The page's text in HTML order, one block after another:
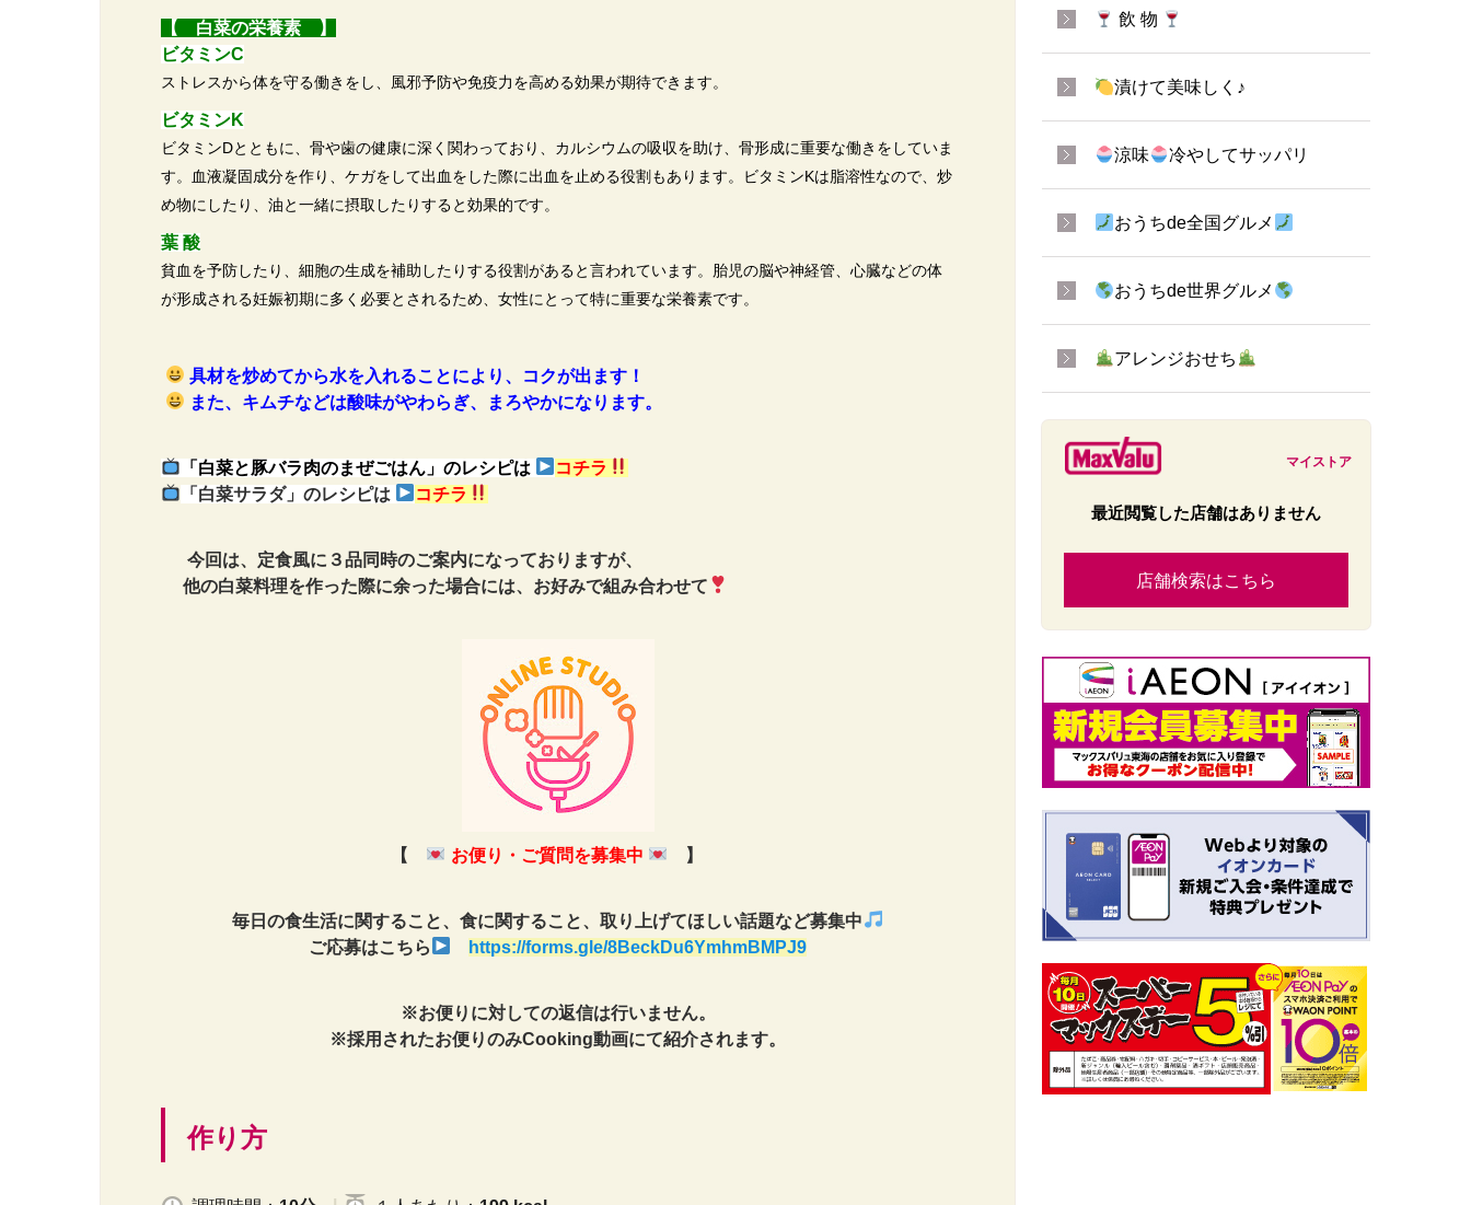
【 白菜の栄養素 】
ビタミンC
ストレスから体を守る働きをし、風邪予防や免疫力を高める効果が期待できます。
ビタミンK
ビタミンDとともに、骨や歯の健康に深く関わっており、カルシウムの吸収を助け、骨形成に重要な働きをしていま
す。血液凝固成分を作り、ケガをして出血をした際に出血を止める役割もあります。ビタミンKは脂溶性なので、炒
め物にしたり、油と一緒に摂取したりすると効果的です。
葉 酸
貧血を予防したり、細胞の生成を補助したりする役割があると言われています。胎児の脳や神経管、心臓などの体
が形成される妊娠初期に多く必要とされるため、女性にとって特に重要な栄養素です。
具材を炒めてから水を入れることにより、コクが出ます！
また、キムチなどは酸味がやわらぎ、まろやかになります。
「白菜と豚バラ肉のまぜごはん」のレシピは
コチラ
「白菜サラダ」のレシピは
コチラ
今回は、定食風に３品同時のご案内になっておりますが、
他の白菜料理を作った際に余った場合には、お好みで組み合わせて
【 お便り・ご質問を募集中 】
毎日の食生活に関すること、食に関すること、取り上げてほしい話題など募集中
ご応募はこちら
https://forms.gle/8BeckDu6YmhmBMPJ9
※お便りに対しての返信は行いません。
※採用されたお便りのみCooking動画にて紹介されます。
作り方
飲 物
漬けて美味しく♪
涼味 冷やしてサッパリ
おうちde全国グルメ
おうちde世界グルメ
アレンジおせち
マイストア
最近閲覧した店舗はありません
店舗検索はこちら